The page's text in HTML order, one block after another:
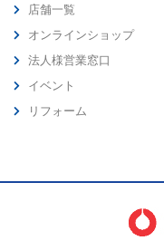
店舗一覧
オンラインショップ
法人様営業窓口
イベント
リフォーム